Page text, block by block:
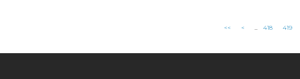
<< < ... 418 419